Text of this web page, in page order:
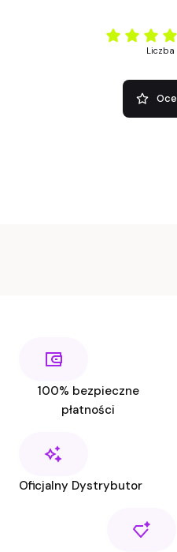
Liczba
100% bezpieczne
płatności
Oficjalny Dystrybutor